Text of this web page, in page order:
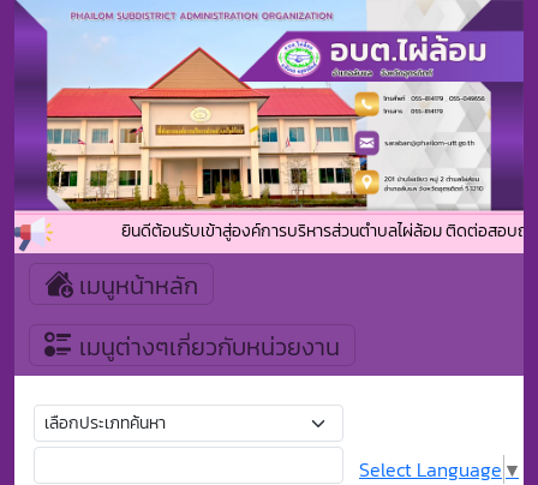
ยินดีต้อนรับเข้าสู่องค์การบริหารส่วนตำบลไผ่ล้อม ติดต่อสอบถา
เมนูหน้าหลัก
เมนูต่างๆเกี่ยวกับหน่วยงาน
Select Language ▼